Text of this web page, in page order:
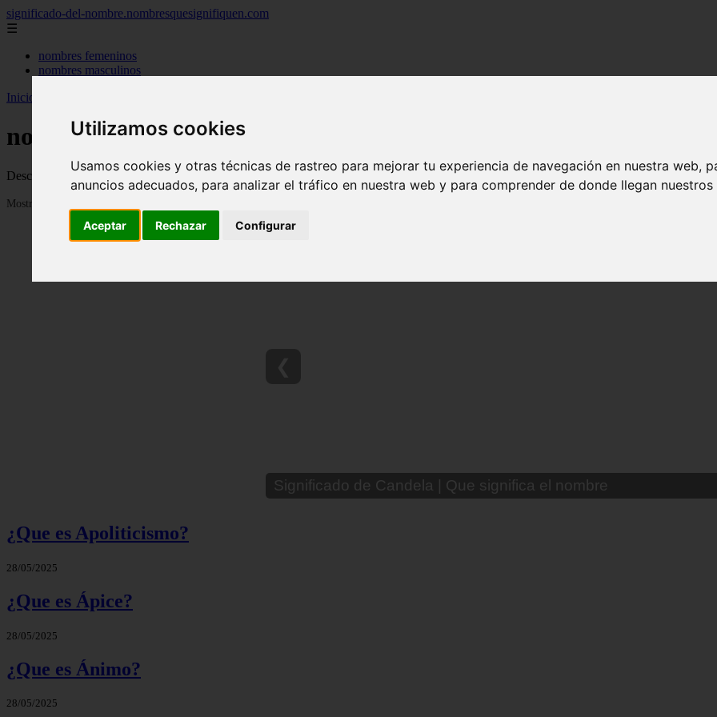
Utilizamos cookies
Usamos cookies y otras técnicas de rastreo para mejorar tu experiencia de navegación en nuestra web,
anuncios adecuados, para analizar el tráfico en nuestra web y para comprender de donde llegan
Aceptar Rechazar Configurar
significado-del-nombre.nombresquesignifiquen.com
☰
nombres femeninos
nombres masculinos
Inicio
nombres
Descubre todas las noticias de la categoría nombres. Artículos actualizados y contenido de calidad en significado-del-
Mostrando 2713 - 2736 de 3040 artículos
¿Que es Apoliticismo?
28/05/2025
¿Que es Ápice?
28/05/2025
¿Que es Ánimo?
28/05/2025